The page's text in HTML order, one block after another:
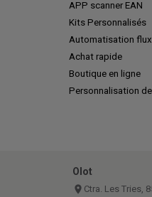
APP scanner EAN
Kits Personnalisés
Automatisation
Achat rapide
Boutique en ligne
Personnalisation
Olot
place Ctra. Les Tries,